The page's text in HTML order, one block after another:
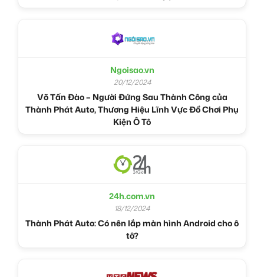
Ngoisao.vn
20/12/2024
Võ Tấn Đào – Người Đứng Sau Thành Công của
Thành Phát Auto, Thương Hiệu Lĩnh Vực Đồ Chơi Phụ
Kiện Ô Tô
24h.com.vn
18/12/2024
Thành Phát Auto: Có nên lắp màn hình Android cho ô
tô?